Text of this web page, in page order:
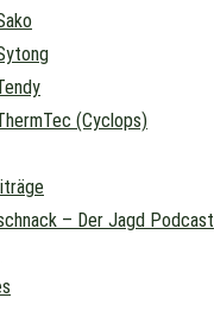
(Cyclops)
– Der Jagd Podcast